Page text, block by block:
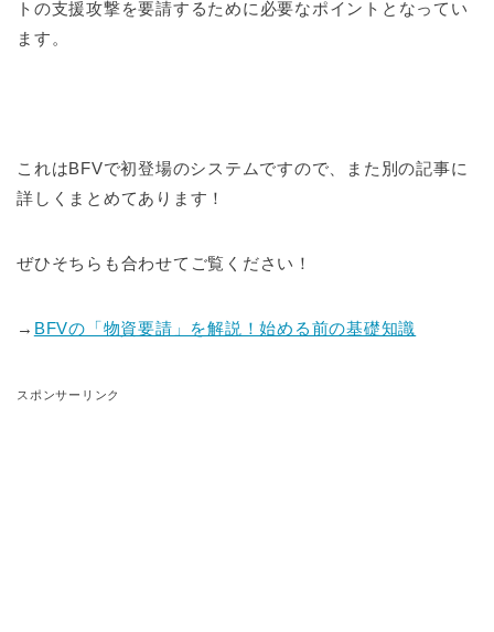
トの支援攻撃を要請するために必要なポイントとなってい
ます。
これはBFVで初登場のシステムですので、また別の記事に
詳しくまとめてあります！
ぜひそちらも合わせてご覧ください！
→ BFVの「物資要請」を解説！始める前の基礎知識
スポンサーリンク